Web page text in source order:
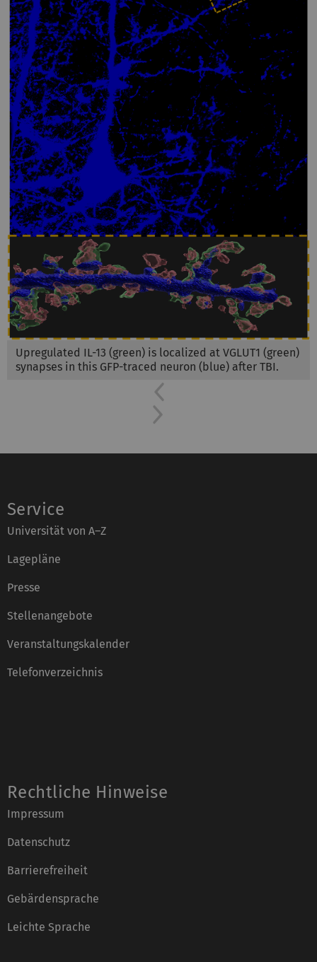
Upregulated IL-13 (green) is localized at VGLUT1 (green)
synapses in this GFP-traced neuron (blue) after TBI.
Previous
Service
Universität von A–Z
Lagepläne
Presse
Stellenangebote
Veranstaltungskalender
Telefonverzeichnis
Rechtliche Hinweise
Impressum
Datenschutz
Barrierefreiheit
Gebärdensprache
Leichte Sprache